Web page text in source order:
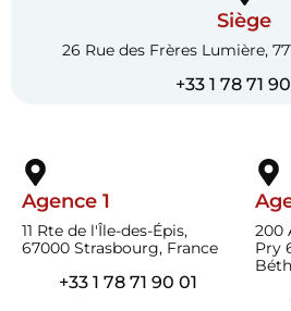
Siège
26 Rue des Frères Lumière,
+33 1 78 71
Agence 1
11 Rte de l'Île-des-Épis,
67000 Strasbourg, France
+33 1 78 71 90 01
200
Pry